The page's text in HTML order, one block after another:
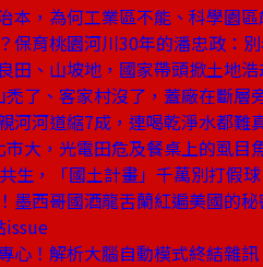
本，為何工業區不能、科學園區
保育桃園河川30年的潘忠政：
田、山坡地，國家帶頭掀土地浩
了、客家村沒了，蓋廠在斷層
河河道縮7成，連喝乾淨水都難
大，光電田危及餐桌上的虱目
生，「國土計畫」千萬別打假球
墨西哥國酒龍舌蘭紅遍美國的秘
issue
心！解析大腦自動模式終結雜訊